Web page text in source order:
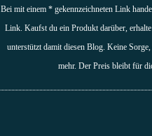
Bei mit einem * gekennzeichneten Link
Link. Kaufst du ein Produkt darüber,
unterstützt damit diesen Blog. Keine
mehr. Der Preis bleibt für